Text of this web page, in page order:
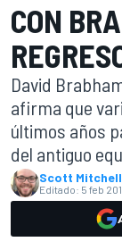
CON
David
afirma que
últimos años
del antiguo
Scott Mitchell
Editado: 5 feb